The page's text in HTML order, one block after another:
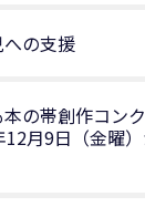
の支援
本の帯創作コン
月9日（金曜